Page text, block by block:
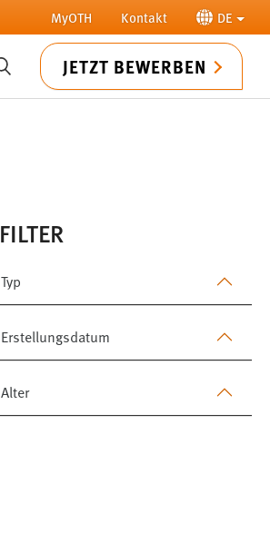
MyOTH Kontakt DE
SUCHE JETZT BEWERBEN
FILTER
Typ
Erstellungsdatum
Alter